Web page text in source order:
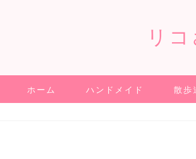
リ
ホーム ハンドメイド 散歩